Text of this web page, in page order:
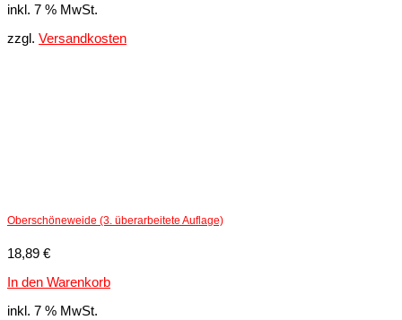
inkl. 7 % MwSt.
zzgl. Versandkosten
Oberschöneweide (3. überarbeitete Auflage)
18,89 €
In den Warenkorb
inkl. 7 % MwSt.